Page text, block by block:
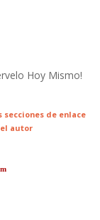
Hoy Mismo!
secciones de enlace
autor